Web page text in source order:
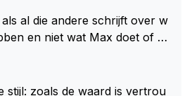
hem een contract had aange
loonsverhoging maar da
omdat hij graag advies wil
laatste plaats omdat hij slap
al die andere schrijft over w
en niet wat Max doet of wi
weet hij dat dit erbij hoort, e
nog wel meer gezinsuitbr
stijl: zoals de waard is vertrou